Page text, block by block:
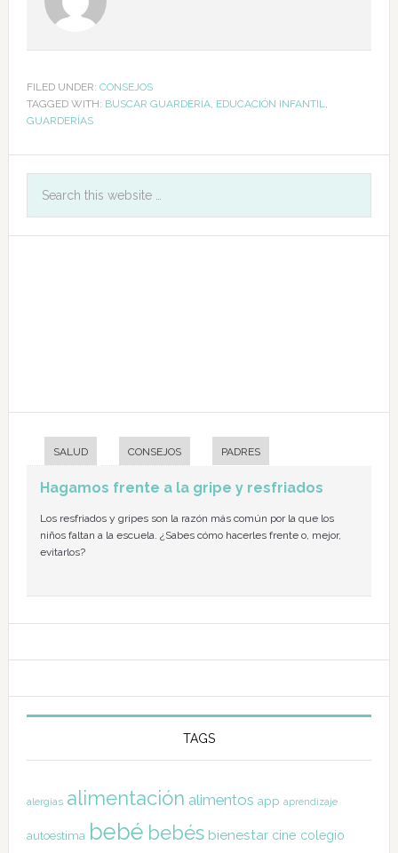
FILED UNDER: CONSEJOS
TAGGED WITH: BUSCAR GUARDERÍA, EDUCACIÓN INFANTIL
GUARDERÍAS
SALUD CONSEJOS PADRES
Hagamos frente a la gripe y resfriados
Los resfriados y gripes son la razón más común por la que los
niños faltan a la escuela. ¿Sabes cómo hacerles frente o, mejor,
evitarlos?
TAGS
alergias alimentación alimentos app aprendizaje
autoestima bebé bebés bienestar cine colegio